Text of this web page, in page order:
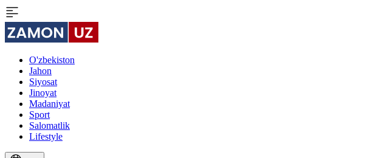
O'zbekiston
Jahon
Siyosat
Jinoyat
Madaniyat
Sport
Salomatlik
Lifestyle